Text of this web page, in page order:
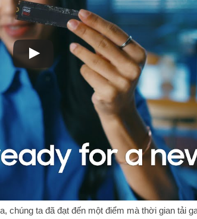
chúng ta đã đạt đến một điểm mà thời gian tải